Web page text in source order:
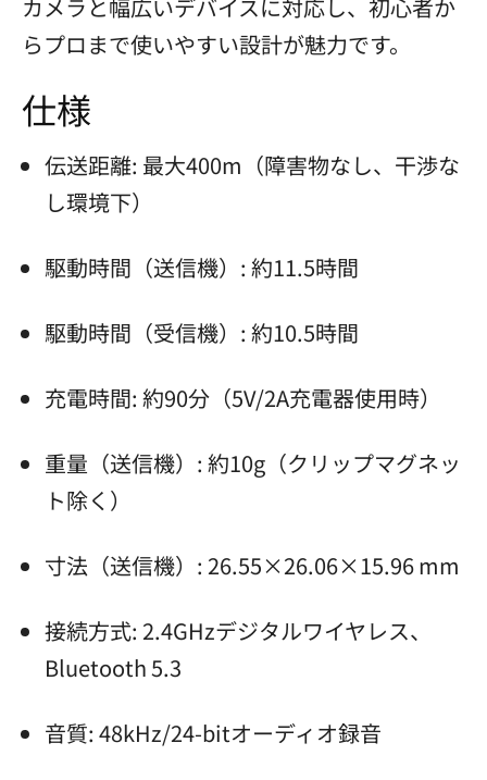
カメラと幅広いデバイスに対応し、初心者か
らプロまで使いやすい設計が魅力です。
仕様
伝送距離: 最大400m（障害物なし、干渉な
し環境下）
駆動時間（送信機）: 約11.5時間
駆動時間（受信機）: 約10.5時間
充電時間: 約90分（5V/2A充電器使用時）
重量（送信機）: 約10g（クリップマグネッ
ト除く）
寸法（送信機）: 26.55×26.06×15.96 mm
接続方式: 2.4GHzデジタルワイヤレス、
Bluetooth 5.3
音質: 48kHz/24-bitオーディオ録音